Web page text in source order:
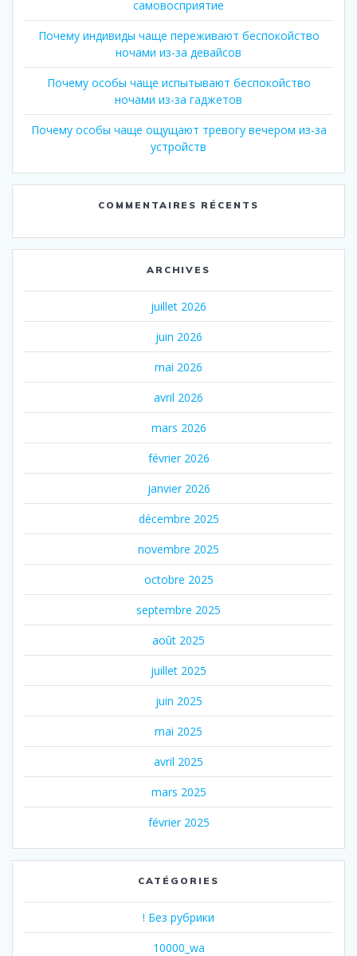
самовосприятие
Почему индивиды чаще переживают беспокойство
ночами из-за девайсов
Почему особы чаще испытывают беспокойство
ночами из-за гаджетов
Почему особы чаще ощущают тревогу вечером из-за
устройств
COMMENTAIRES RÉCENTS
ARCHIVES
juillet 2026
juin 2026
mai 2026
avril 2026
mars 2026
février 2026
janvier 2026
décembre 2025
novembre 2025
octobre 2025
septembre 2025
août 2025
juillet 2025
juin 2025
mai 2025
avril 2025
mars 2025
février 2025
CATÉGORIES
! Без рубрики
10000_wa